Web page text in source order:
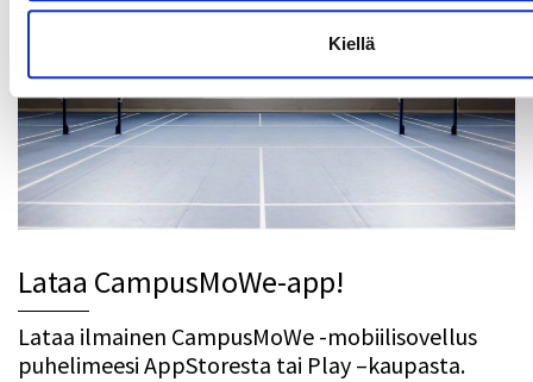
Kiellä
Lataa CampusMoWe-app!
Lataa ilmainen CampusMoWe -mobiilisovellus
puhelimeesi AppStoresta tai Play –kaupasta.